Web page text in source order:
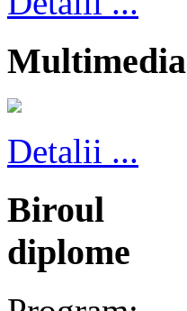
Multimedia
Detalii ...
Biroul
diplome